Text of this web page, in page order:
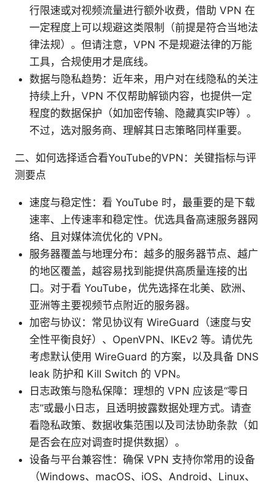
行限速或对视频流量进行额外收费，借助 VPN 在
一定程度上可以规避这类限制（前提是符合当地法
律法规）。但请注意，VPN 不是规避法律的万能
工具，合规使用才是底线。
数据与隐私趋势：近年来，用户对在线隐私的关注
持续上升，VPN 不仅帮助解锁内容，也提供一定
程度的数据保护（如加密传输、隐藏真实IP等）。
不过，选对服务商、理解其日志策略同样重要。
二、如何选择适合看YouTube的VPN：关键指标与评
测要点
速度与稳定性：看 YouTube 时，最重要的是下载
速率、上传速率和稳定性。优选具备高速服务器网
络、且对媒体流优化的 VPN。
服务器覆盖与地理分布：越多的服务器节点、越广
的地区覆盖，越容易找到能提供高质量连接的出
口。对于看 YouTube，优先选择在北美、欧洲、
亚洲等主要视频节点附近的服务器。
加密与协议：常见协议有 WireGuard（速度与安
全性平衡良好）、OpenVPN、IKEv2 等。请优先
考虑默认使用 WireGuard 的方案，以及具备 DNS
leak 防护和 Kill Switch 的 VPN。
日志政策与隐私保障：理想的 VPN 应该是“零日
志”或最小日志，且透明披露数据处理方式。请查
看隐私政策、数据收集范围以及司法协助条款（如
是否会在应对调查时提供数据）。
设备与平台兼容性：确保 VPN 支持你常用的设备
（Windows、macOS、iOS、Android、Linux、